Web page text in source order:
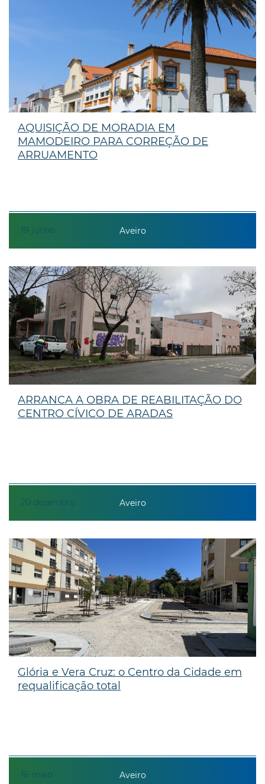
19 junho
AQUISIÇÃO DE MORADIA EM
MAMODEIRO PARA CORREÇÃO DE
ARRUAMENTO
Aveiro
20 dezembro
ARRANCA A OBRA DE REABILITAÇÃO DO
CENTRO CÍVICO DE ARADAS
Aveiro
16 maio
Glória e Vera Cruz: o Centro da Cidade em
requalificação total
Aveiro